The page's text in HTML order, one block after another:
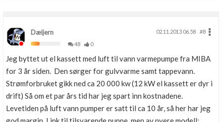
Dæljern 02.11.2013 06.58
#8
48
0
Jeg byttet ut el kassett med luft til vann varmepumpe fra MIBA
for 3 år siden. Den sørger for gulvvarme samt tappevann.
Strømforbruket gikk ned ca 20 000 kw (12 kW el kassett er dyr i
drift) Så om et par års tid har jeg spart inn kostnadene.
Levetiden på luft vann pumper er satt til ca 10 år, så her har jeg